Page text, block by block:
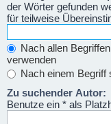
der Wörter gefunden
für teilweise
Nach allen
verwenden
Nach einem Begriff
Zu suchender Autor:
Benutze ein * als